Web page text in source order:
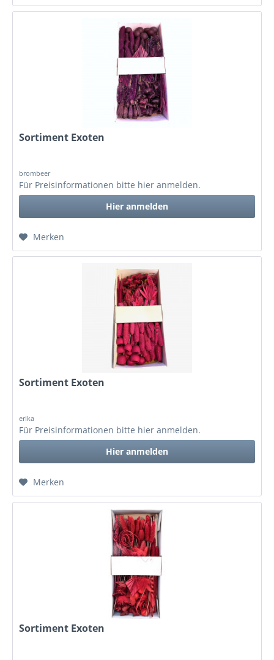
Sortiment Exoten
brombeer
Für Preisinformationen bitte hier anmelden.
Hier anmelden
Merken
Sortiment Exoten
erika
Für Preisinformationen bitte hier anmelden.
Hier anmelden
Merken
Sortiment Exoten